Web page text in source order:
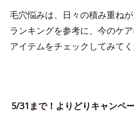
毛穴悩みは、日々の積み重ねが
ランキングを参考に、今のケ
アイテムをチェックしてみてく
5/31まで！よりどりキャンペ